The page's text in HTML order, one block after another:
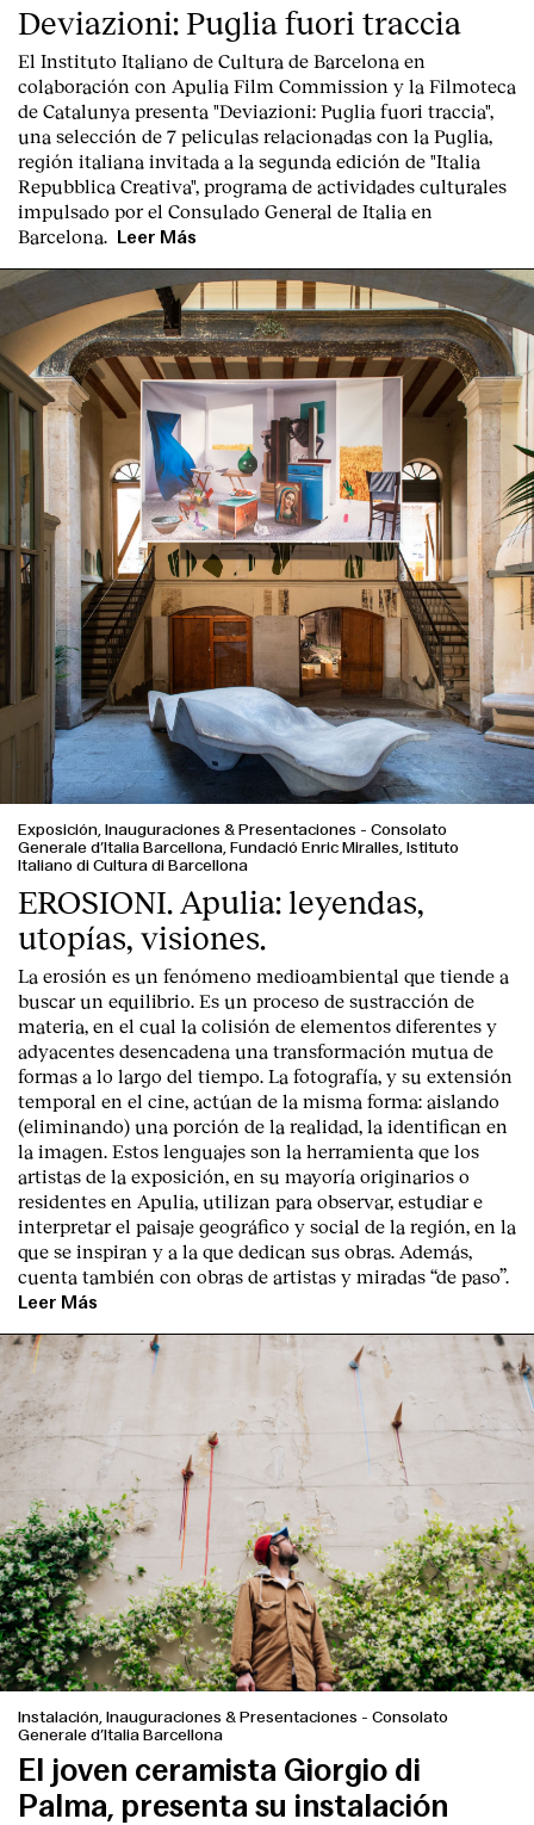
Deviazioni: Puglia fuori traccia
El Instituto Italiano de Cultura de Barcelona en
colaboración con Apulia Film Commission y la Filmoteca
de Catalunya presenta "Deviazioni: Puglia fuori traccia",
una selección de 7 peliculas relacionadas con la Puglia,
región italiana invitada a la segunda edición de "Italia
Repubblica Creativa", programa de actividades culturales
impulsado por el Consulado General de Italia en
Barcelona.
Leer Más
Exposición, Inauguraciones & Presentaciones - Consolato
Generale d’Italia Barcellona, Fundació Enric Miralles, Istituto
Italiano di Cultura di Barcellona
EROSIONI. Apulia: leyendas,
utopías, visiones.
La erosión es un fenómeno medioambiental que tiende a
buscar un equilibrio. Es un proceso de sustracción de
materia, en el cual la colisión de elementos diferentes y
adyacentes desencadena una transformación mutua de
formas a lo largo del tiempo. La fotografía, y su extensión
temporal en el cine, actúan de la misma forma: aislando
(eliminando) una porción de la realidad, la identifican en
la imagen. Estos lenguajes son la herramienta que los
artistas de la exposición, en su mayoría originarios o
residentes en Apulia, utilizan para observar, estudiar e
interpretar el paisaje geográfico y social de la región, en la
que se inspiran y a la que dedican sus obras. Además,
cuenta también con obras de artistas y miradas “de paso”.
Leer Más
Instalación, Inauguraciones & Presentaciones - Consolato
Generale d’Italia Barcellona
El joven ceramista Giorgio di
Palma, presenta su instalación